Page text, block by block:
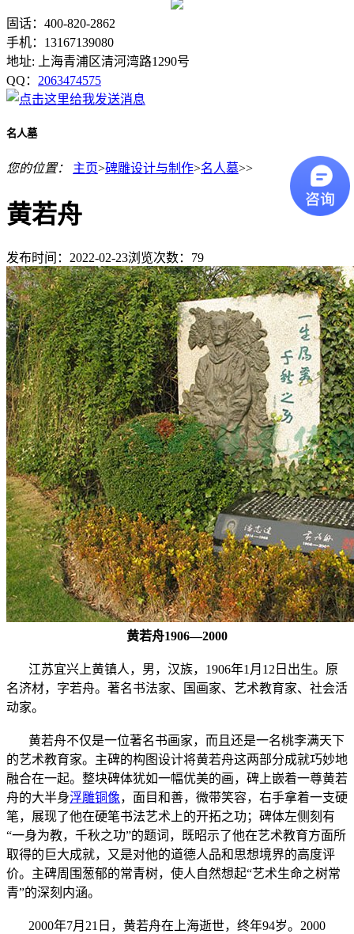
固话：400-820-2862
手机：13167139080
地址: 上海青浦区清河湾路1290号
QQ： 2063474575
名人墓
您的位置： 主页>碑雕设计与制作>名人墓>>
黄若舟
发布时间：2022-02-23浏览次数： 79
黄若舟1906—2000
江苏宜兴上黄镇人，男，汉族，1906年1月12日出生。原
名济材，字若舟。著名书法家、国画家、艺术教育家、社会活
动家。
黄若舟不仅是一位著名书画家，而且还是一名桃李满天下
的艺术教育家。主碑的构图设计将黄若舟这两部分成就巧妙地
融合在一起。整块碑体犹如一幅优美的画，碑上嵌着一尊黄若
舟的大半身浮雕铜像，面目和善，微带笑容，右手拿着一支硬
笔，展现了他在硬笔书法艺术上的开拓之功；碑体左侧刻有
“一身为教，千秋之功”的题词，既昭示了他在艺术教育方面所
取得的巨大成就，又是对他的道德人品和思想境界的高度评
价。主碑周围葱郁的常青树，使人自然想起“艺术生命之树常
青”的深刻内涵。
2000年7月21日，黄若舟在上海逝世，终年94岁。2000